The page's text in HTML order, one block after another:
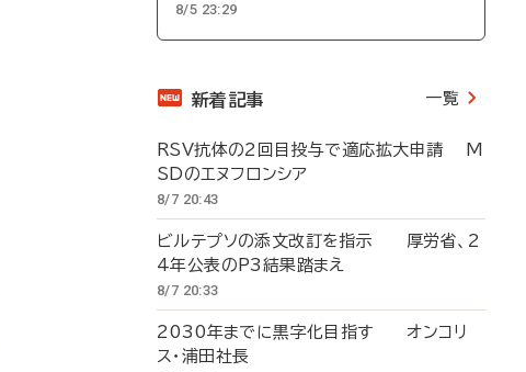
8/5 23:29
新着記事 一覧
RSV抗体の2回目投与で適応拡大申請 M
SDのエヌフロンシア
8/7 20:43
ビルテプソの添文改訂を指示 厚労省、2
4年公表のP3結果踏まえ
8/7 20:33
2030年までに黒字化目指す オンコリ
ス・浦田社長